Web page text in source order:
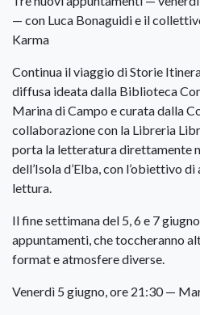
— con Luca Bonaguidi e il
Karma
Continua il viaggio di Storie
diffusa ideata dalla Biblioteca
Marina di Campo e curata dalla
collaborazione con la Libreria
porta la letteratura direttamente
dell’Isola d’Elba, con l’obiettivo
lettura.
Il fine settimana del 5, 6 e 7
appuntamenti, che toccheranno
format e atmosfere diverse.
Venerdì 5 giugno, ore 21:30 —